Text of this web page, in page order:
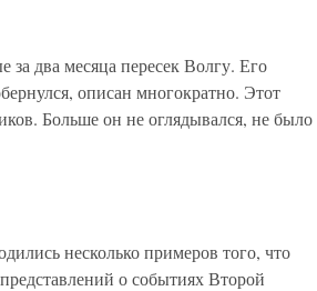
за два месяца пересек Волгу. Его
описан многократно. Этот
Больше он не оглядывался, не было
несколько примеров того, что
о событиях Второй